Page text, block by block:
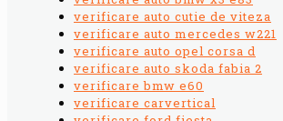
verificare auto cutie de viteza
verificare auto mercedes w221
verificare auto opel corsa d
verificare auto skoda fabia 2
verificare bmw e60
verificare carvertical